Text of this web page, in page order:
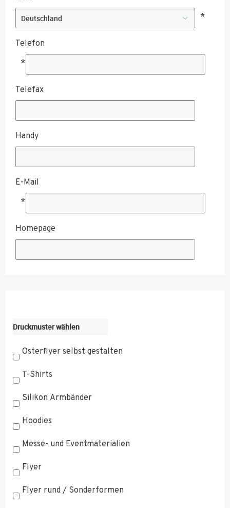
*
Telefon
*
Telefax
Handy
E-Mail
*
Homepage
Druckmuster wählen
Osterflyer selbst gestalten
T-Shirts
Silikon Armbänder
Hoodies
Messe- und Eventmaterialien
Flyer
Flyer rund / Sonderformen